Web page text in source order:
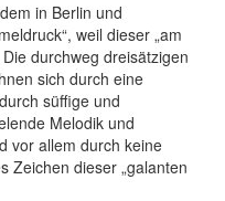
in Berlin und
weil dieser „am
durchweg dreisätzigen
sich durch eine
süffige und
Melodik und
vor allem durch keine
Zeichen dieser „galanten